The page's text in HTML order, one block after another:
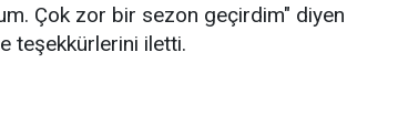
Çok zor bir sezon geçirdim" diyen
teşekkürlerini iletti.